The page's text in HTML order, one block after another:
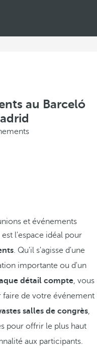
au Barceló
et événements
l'espace idéal pour
. Qu'il s'agisse d'une
importante ou d'un
détail compte, vous
de votre événement
salles de congrès,
pour offrir le plus haut
aux participants.